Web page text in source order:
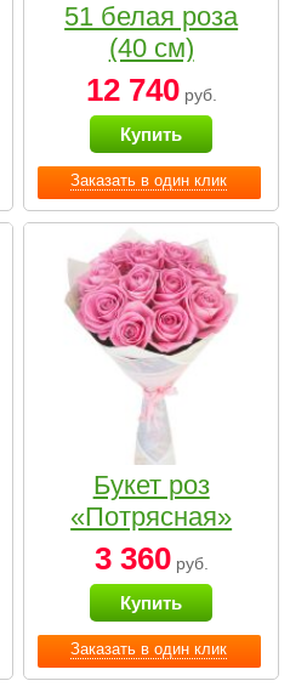
Заказать в один клик
51 белая роза
(40 см)
12 740руб.
Купить
Заказать в один клик
Букет роз
«Потрясная»
3 360руб.
Купить